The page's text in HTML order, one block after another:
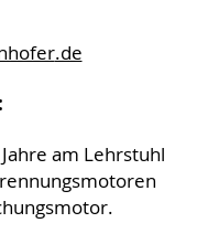
.de
am Lehrstuhl